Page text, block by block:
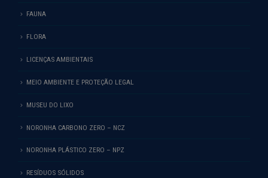
FAUNA
FLORA
LICENÇAS AMBIENTAIS
MEIO AMBIENTE E PROTEÇÃO LEGAL
MUSEU DO LIXO
NORONHA CARBONO ZERO – NCZ
NORONHA PLÁSTICO ZERO – NPZ
RESÍDUOS SÓLIDOS